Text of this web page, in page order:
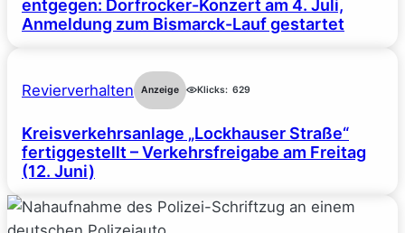
entgegen: Dorfrocker-Konzert am 4. Juli,
Anmeldung zum Bismarck-Lauf gestartet
Revierverhalten Anzeige Klicks: 629
Kreisverkehrsanlage „Lockhauser Straße“
fertiggestellt – Verkehrsfreigabe am Freitag
(12. Juni)